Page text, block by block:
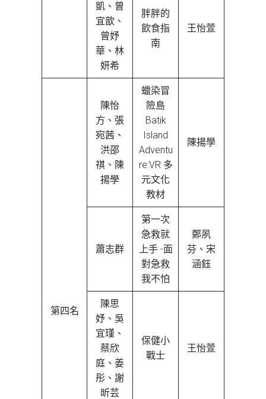
凱、曾
宜歆、
曾妤
華、林
妍希
胖胖的
飲食指
南
王怡萱
第四名
陳怡
方、張
宛茜、
洪邵
祺、陳
揚學
蠟染冒
險島
Batik
Island
Adventu
re:VR 多
元文化
教材
陳揚學
蕭志群
第一次
急救就
上手 -面
對急救
我不怕
鄭夙
芬、宋
涵鈺
陳思
妤、吳
宜瑾、
蔡欣
庭、姜
彤、謝
昕芸
保健小
戰士
王怡萱